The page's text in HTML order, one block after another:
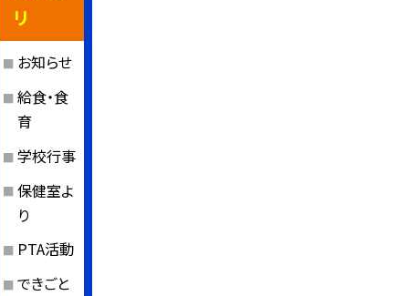
リ
お知らせ
給食・食
育
学校行事
保健室よ
り
PTA活動
できごと